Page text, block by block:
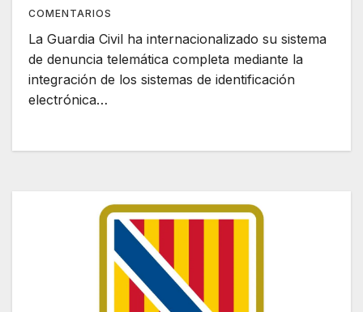
COMENTARIOS
La Guardia Civil ha internacionalizado su sistema
de denuncia telemática completa mediante la
integración de los sistemas de identificación
electrónica…